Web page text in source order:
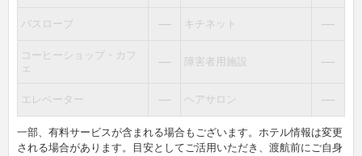
バスローブ ― キチネット ―
コーヒーショップ・カフ
ェ
― 障害者用施設 ―
エレベーター ― ヘアサロン ―
一部、有料サービスが含まれる場合もございます。ホテル情報は変更
される場合があります。目安としてご活用いただき、渡航前にご自身